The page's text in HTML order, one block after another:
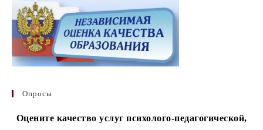
Опросы
Оцените качество услуг психолого-педагогической,